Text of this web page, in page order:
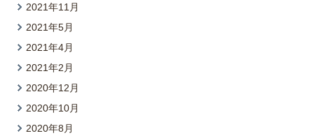
2021年11月
2021年5月
2021年4月
2021年2月
2020年12月
2020年10月
2020年8月